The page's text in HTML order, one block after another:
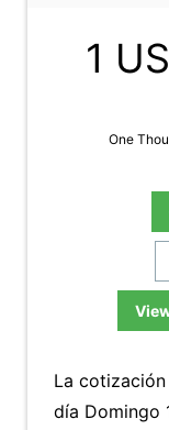
1
One
La
día Domingo